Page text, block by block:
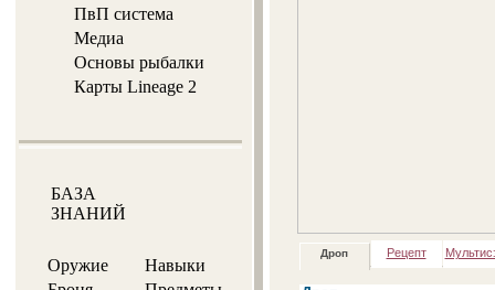
ПвП система
Медиа
Основы рыбалки
Карты Lineage 2
БАЗА
ЗНАНИЙ
Оружие
Навыки
Дроп Рецепт